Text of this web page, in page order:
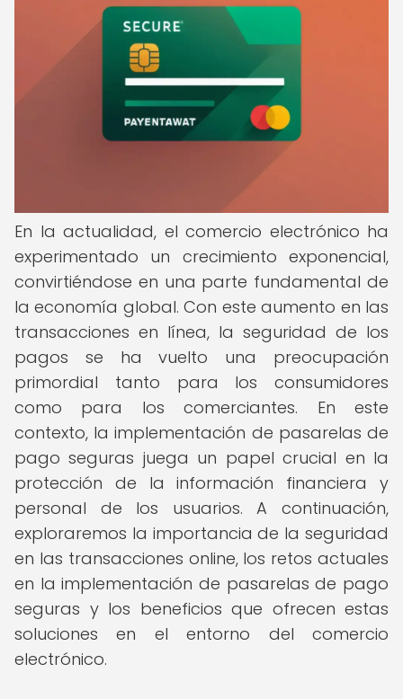
En la actualidad, el comercio electrónico ha
experimentado un crecimiento exponencial,
convirtiéndose en una parte fundamental de
la economía global. Con este aumento en las
transacciones en línea, la seguridad de los
pagos se ha vuelto una preocupación
primordial tanto para los consumidores
como para los comerciantes. En este
contexto, la implementación de pasarelas de
pago seguras juega un papel crucial en la
protección de la información financiera y
personal de los usuarios. A continuación,
exploraremos la importancia de la seguridad
en las transacciones online, los retos actuales
en la implementación de pasarelas de pago
seguras y los beneficios que ofrecen estas
soluciones en el entorno del comercio
electrónico.